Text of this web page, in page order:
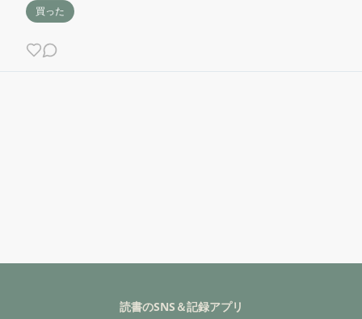
買った
読書のSNS＆記録アプリ